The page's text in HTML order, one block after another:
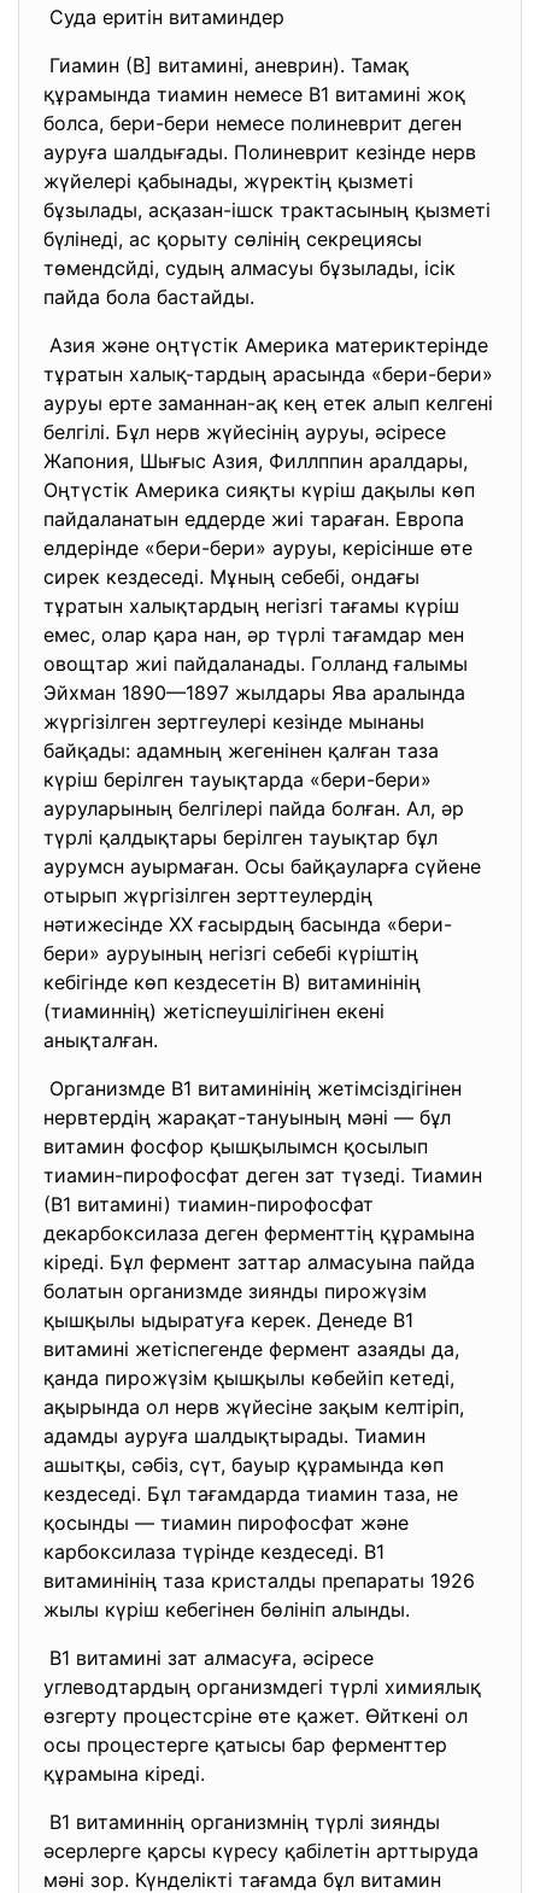
Суда еритін витаминдер
Гиамин (В] витамині, аневрин). Тамақ
құрамында тиамин немесе В1 витамині жоқ
болса, бери-бери немесе полиневрит деген
ауруға шалдығады. Полиневрит кезінде нерв
жүйелері қабынады, жүректің қызметі
бұзылады, асқазан-ішск трактасының қызметі
бүлінеді, ас қорыту сөлінің секрециясы
төмендсйді, судың алмасуы бұзылады, ісік
пайда бола бастайды.
Азия және оңтүстік Америка материктерінде
тұратын халық-тардың арасында «бери-бери»
ауруы ерте заманнан-ақ кең етек алып келгені
белгілі. Бұл нерв жүйесінің ауруы, әсіресе
Жапония, Шығыс Азия, Филлппин аралдары,
Оңтүстік Америка сияқты күріш дақылы көп
пайдаланатын еддерде жиі тараған. Европа
елдерінде «бери-бери» ауруы, керісінше өте
сирек кездеседі. Мұның себебі, ондағы
тұратын халықтардың негізгі тағамы күріш
емес, олар қара нан, әр түрлі тағамдар мен
овощтар жиі пайдаланады. Голланд ғалымы
Эйхман 1890—1897 жылдары Ява аралында
жүргізілген зертгеулері кезінде мынаны
байқады: адамның жегенінен қалған таза
күріш берілген тауықтарда «бери-бери»
ауруларының белгілері пайда болған. Ал, әр
түрлі қалдықтары берілген тауықтар бұл
аурумсн ауырмаған. Осы байқауларға сүйене
отырып жүргізілген зерттеулердің
нәтижесінде XX ғасырдың басында «бери-
бери» ауруының негізгі себебі күріштің
кебігінде көп кездесетін В) витаминінің
(тиаминнің) жетіспеушілігінен екені
анықталған.
Организмде В1 витаминінің жетімсіздігінен
нервтердің жарақат-тануының мәні — бұл
витамин фосфор қышқылымсн қосылып
тиамин-пирофосфат деген зат түзеді. Тиамин
(В1 витамині) тиамин-пирофосфат
декарбоксилаза деген ферменттің құрамына
кіреді. Бұл фермент заттар алмасуына пайда
болатын организмде зиянды пирожүзім
қышқылы ыдыратуға керек. Денеде В1
витамині жетіспегенде фермент азаяды да,
қанда пирожүзім қышқылы көбейіп кетеді,
ақырында ол нерв жүйесіне зақым келтіріп,
адамды ауруға шалдықтырады. Тиамин
ашытқы, сәбіз, сүт, бауыр құрамында көп
кездеседі. Бұл тағамдарда тиамин таза, не
қосынды — тиамин пирофосфат және
карбоксилаза түрінде кездеседі. В1
витаминінің таза кристалды препараты 1926
жылы күріш кебегінен бөлініп алынды.
В1 витамині зат алмасуға, әсіресе
углеводтардың организмдегі түрлі химиялық
өзгерту процестсріне өте қажет. Өйткені ол
осы процестерге қатысы бар ферменттер
құрамына кіреді.
В1 витаминнің организмнің түрлі зиянды
әсерлерге қарсы күресу қабілетін арттыруда
мәні зор. Күнделікті тағамда бұл витамин